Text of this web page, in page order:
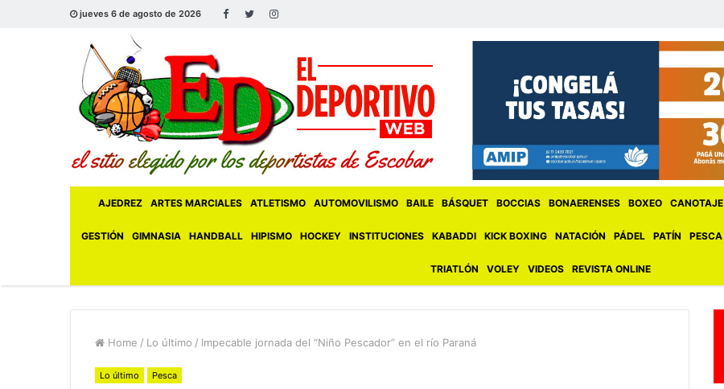
jueves 6 de agosto de 2026
AJEDREZ ARTES MARCIALES ATLETISMO AUTOMOVILISMO BAILE BÁSQUET BOCCIAS BONAERENSES BOXEO CANOTAJE
GESTIÓN GIMNASIA HANDBALL HIPISMO HOCKEY INSTITUCIONES KABADDI KICK BOXING NATACIÓN PÁDEL PATÍN PESCA
TRIATLÓN VOLEY VIDEOS REVISTA ONLINE
Home / Lo último / Impecable jornada del “Niño Pescador” en el río Paraná
Lo último Pesca